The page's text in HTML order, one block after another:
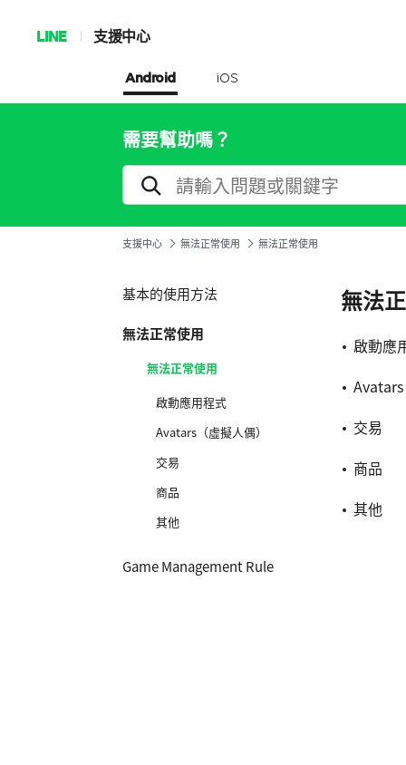
LINE 支援中心
Android iOS
需要幫助嗎？
支援中心 無法正常使用 無法正常使用
基本的使用方法
無法正常使用
無法正常使用
啟動應用程式
Avatars（虛擬人偶）
交易
商品
其他
Game Management Rule
無法
啟動應
交易
商品
其他